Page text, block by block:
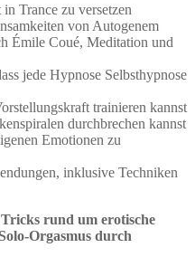
Trance zu versetzen
von Autogenem
Émile Coué, Meditation und
jede Hypnose Selbsthypnose
trainieren kannst
durchbrechen kannst
Emotionen zu
inklusive Techniken
rund um erotische
Orgasmus durch